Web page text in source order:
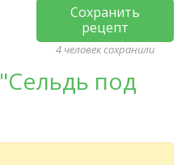
Сохранить
рецепт
4 человек сохранили
под